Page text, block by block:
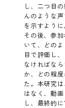
し、二つ目
んのような
を示すよう
その後、参
いて、どの
目で評価し
なければな
か、どの程
た。本研究
はなく、動
し、最終的